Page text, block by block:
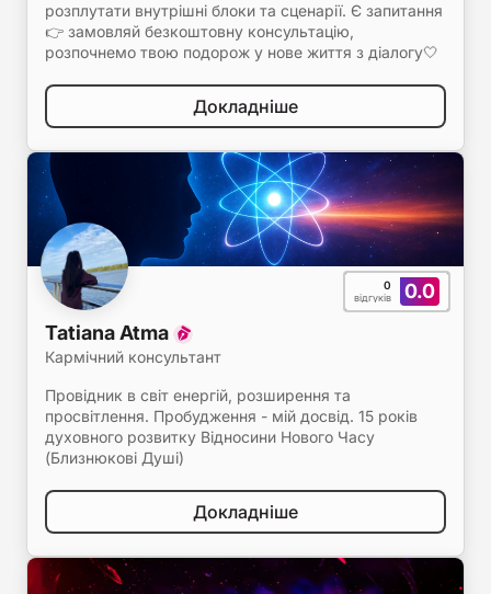
розплутати внутрішні блоки та сценарії. Є запитання
👉 замовляй безкоштовну консультацію,
розпочнемо твою подорож у нове життя з діалогу🤍
Докладніше
0.0
0
відгуків
Tatiana Atma
Кармічний консультант
Провідник в світ енергій, розширення та
просвітлення. Пробудження - мій досвід. 15 років
духовного розвитку Відносини Нового Часу
(Близнюкові Душі)
Докладніше